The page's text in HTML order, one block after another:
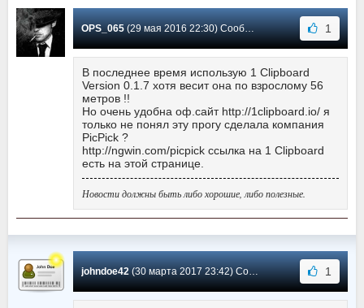
OPS_065(29 мая 2016 22:30) Сообщение #81 1
В последнее время использую 1 Clipboard
Version 0.1.7 хотя весит она по взрослому 56
метров !!
Но очень удобна оф.сайт http://1clipboard.io/ я
только не понял эту прогу сделала компания
PicPick ?
http://ngwin.com/picpick ссылка на 1 Clipboard
есть на этой странице.
Новости должны быть либо хорошие, либо полезные.
johndoe42(30 марта 2017 23:42) Сообщение #80 1